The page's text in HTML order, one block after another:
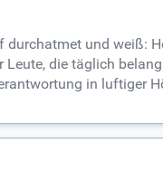
und weiß:
die täglich
in luftiger